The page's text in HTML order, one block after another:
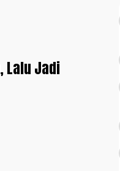
Lalu Jadi